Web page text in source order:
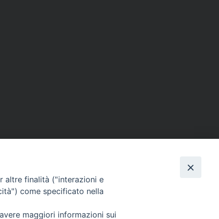
SEGUICI SU
altre finalità ("interazioni e
come specificato nella
maggiori informazioni sui